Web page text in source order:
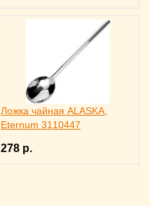
Ложка чайная ALASKA,
Eternum 3110447
278 р.